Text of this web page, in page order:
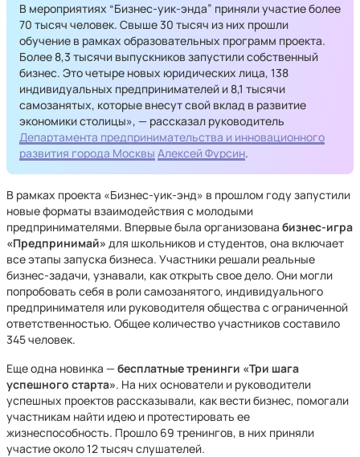
В мероприятиях “Бизнес-уик-энда” приняли участие более
70 тысяч человек. Свыше 30 тысяч из них прошли
обучение в рамках образовательных программ проекта.
Более 8,3 тысячи выпускников запустили собственный
бизнес. Это четыре новых юридических лица, 138
индивидуальных предпринимателей и 8,1 тысячи
самозанятых, которые внесут свой вклад в развитие
экономики столицы», — рассказал руководитель
Департамента предпринимательства и инновационного
развития города Москвы Алексей Фурсин.
В рамках проекта «Бизнес-уик-энд» в прошлом году запустили
новые форматы взаимодействия с молодыми
предпринимателями. Впервые была организована бизнес-игра
«Предпринимай» для школьников и студентов, она включает
все этапы запуска бизнеса. Участники решали реальные
бизнес-задачи, узнавали, как открыть свое дело. Они могли
попробовать себя в роли самозанятого, индивидуального
предпринимателя или руководителя общества с ограниченной
ответственностью. Общее количество участников составило
345 человек.
Еще одна новинка — бесплатные тренинги «Три шага
успешного старта». На них основатели и руководители
успешных проектов рассказывали, как вести бизнес, помогали
участникам найти идею и протестировать ее
жизнеспособность. Прошло 69 тренингов, в них приняли
участие около 12 тысяч слушателей.